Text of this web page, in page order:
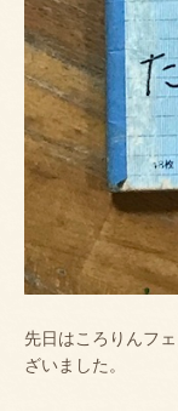
先日はころりんフ
ざいました。